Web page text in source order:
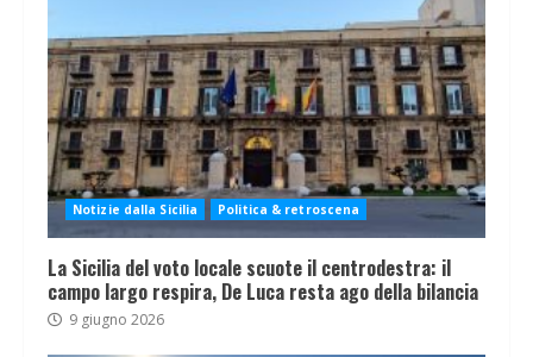
Notizie dalla Sicilia Politica & retroscena
La Sicilia del voto locale scuote il centrodestra: il
campo largo respira, De Luca resta ago della bilancia
9 giugno 2026